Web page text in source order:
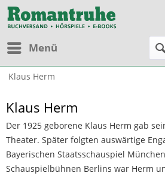
Menü
Klaus Herm
Klaus Herm
Der 1925 geborene Klaus Herm gab
Theater. Später folgten auswärtige
Bayerischen Staatsschauspiel
Schauspielbühnen Berlins war Herm